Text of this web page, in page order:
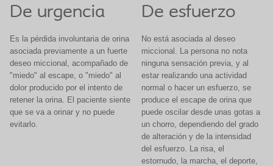
De urgencia
Es la pérdida involuntaria de orina
asociada previamente a un fuerte
deseo miccional, acompañado de
"miedo" al escape, o "miedo" al
dolor producido por el intento de
retener la orina. El paciente siente
que se va a orinar y no puede
evitarlo.
De esfuerzo
No está asociada al deseo
miccional. La persona no nota
ninguna sensación previa, y al
estar realizando una actividad
normal o hacer un esfuerzo, se
produce el escape de orina que
puede oscilar desde unas gotas a
un chorro, dependiendo del grado
de alteración y de la intensidad
del esfuerzo. La risa, el
estornudo, la marcha, el deporte,